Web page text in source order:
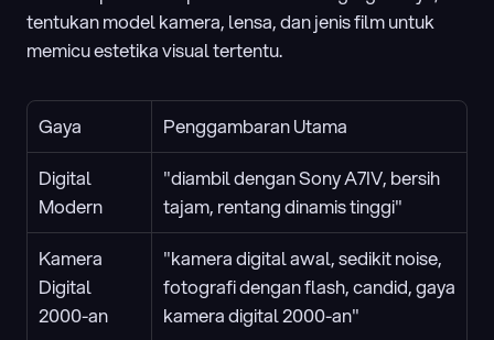
tentukan model kamera, lensa, dan jenis film untuk
memicu estetika visual tertentu.
Gaya
Penggambaran Utama
Digital
Modern
"diambil dengan Sony A7IV, bersih
tajam, rentang dinamis tinggi"
Kamera
Digital
2000-an
"kamera digital awal, sedikit noise,
fotografi dengan flash, candid, gaya
kamera digital 2000-an"